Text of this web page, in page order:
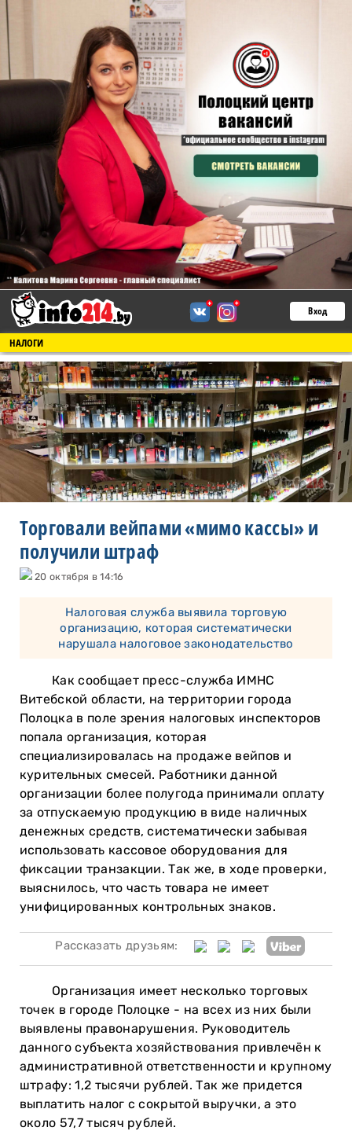
Вход
НАЛОГИ
Торговали вейпами «мимо кассы» и
получили штраф
20 октября в 14:16
Налоговая служба выявила торговую
организацию, которая систематически
нарушала налоговое законодательство
Как сообщает пресс-служба ИМНС
Витебской области, на территории города
Полоцка в поле зрения налоговых инспекторов
попала организация, которая
специализировалась на продаже вейпов и
курительных смесей. Работники данной
организации более полугода принимали оплату
за отпускаемую продукцию в виде наличных
денежных средств, систематически забывая
использовать кассовое оборудования для
фиксации транзакции. Так же, в ходе проверки,
выяснилось, что часть товара не имеет
унифицированных контрольных знаков.
Рассказать друзьям:
Организация имеет несколько торговых
точек в городе Полоцке - на всех из них были
выявлены правонарушения. Руководитель
данного субъекта хозяйствования привлечён к
административной ответственности и крупному
штрафу: 1,2 тысячи рублей. Так же придется
выплатить налог с сокрытой выручки, а это
около 57,7 тысяч рублей.